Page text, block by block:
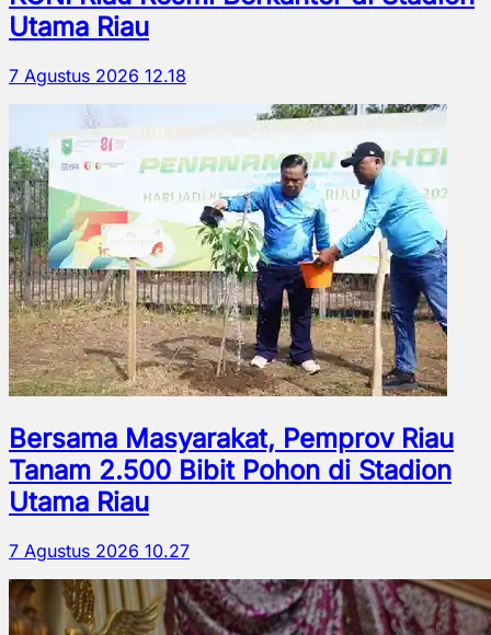
Utama Riau
7 Agustus 2026 12.18
Bersama Masyarakat, Pemprov Riau
Tanam 2.500 Bibit Pohon di Stadion
Utama Riau
7 Agustus 2026 10.27